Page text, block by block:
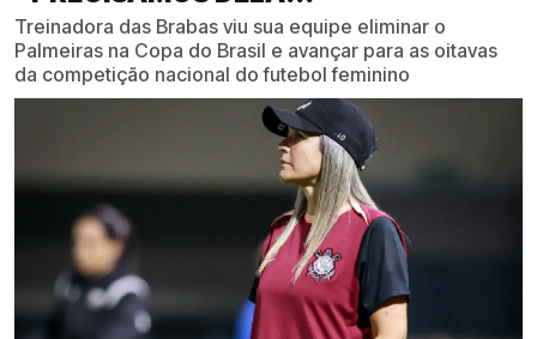
Treinadora das Brabas viu sua equipe eliminar o
Palmeiras na Copa do Brasil e avançar para as oitavas
da competição nacional do futebol feminino